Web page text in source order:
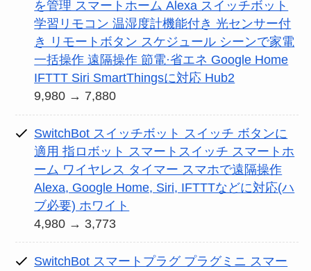
を管理 スマートホーム Alexa スイッチボット
学習リモコン 温湿度計機能付き 光センサー付
き リモートボタン スケジュール シーンで家電
一括操作 遠隔操作 節電·省エネ Google Home
IFTTT Siri SmartThingsに対応 Hub2
9,980 → 7,880
SwitchBot スイッチボット スイッチ ボタンに
適用 指ロボット スマートスイッチ スマートホ
ーム ワイヤレス タイマー スマホで遠隔操作
Alexa, Google Home, Siri, IFTTTなどに対応(ハ
ブ必要) ホワイト
4,980 → 3,773
SwitchBot スマートプラグ プラグミニ スマー